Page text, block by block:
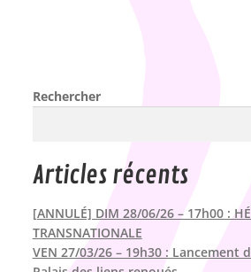
Rechercher
Articles récents
[ANNULÉ] DIM 28/06/26 – 17h00 :
TRANSNATIONALE
VEN 27/03/26 – 19h30 : Lancement